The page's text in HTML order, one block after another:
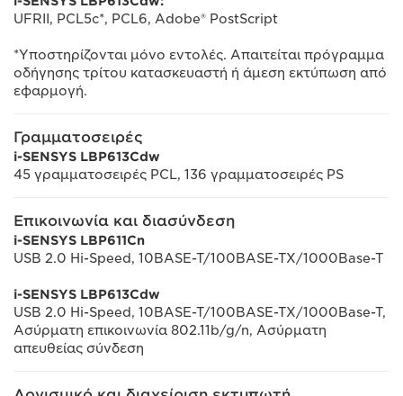
UFRII, PCL5c*, PCL6, Adobe® PostScript
*Υποστηρίζονται μόνο εντολές. Απαιτείται πρόγραμμα
οδήγησης τρίτου κατασκευαστή ή άμεση εκτύπωση από
εφαρμογή.
Γραμματοσειρές
i-SENSYS LBP613Cdw
45 γραμματοσειρές PCL, 136 γραμματοσειρές PS
Επικοινωνία και διασύνδεση
i-SENSYS LBP611Cn
USB 2.0 Hi-Speed, 10BASE-T/100BASE-TX/1000Base-T
i-SENSYS LBP613Cdw
USB 2.0 Hi-Speed, 10BASE-T/100BASE-TX/1000Base-T,
Ασύρματη επικοινωνία 802.11b/g/n, Ασύρματη
απευθείας σύνδεση